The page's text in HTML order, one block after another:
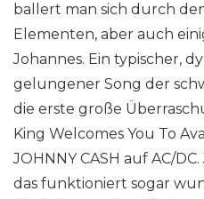
ballert man sich durch
Elementen, aber auch
Johannes. Ein typischer,
gelungener Song der
die erste große
King Welcomes You To
JOHNNY CASH auf AC/
das funktioniert sogar